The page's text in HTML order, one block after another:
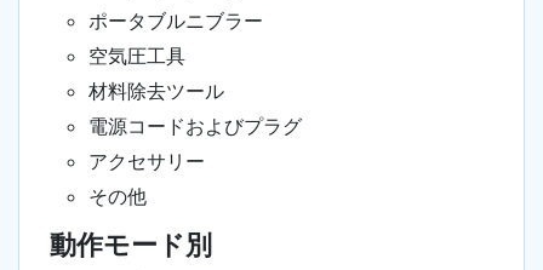
ポータブルニブラー
空気圧工具
材料除去ツール
電源コードおよびプラグ
アクセサリー
その他
動作モード別